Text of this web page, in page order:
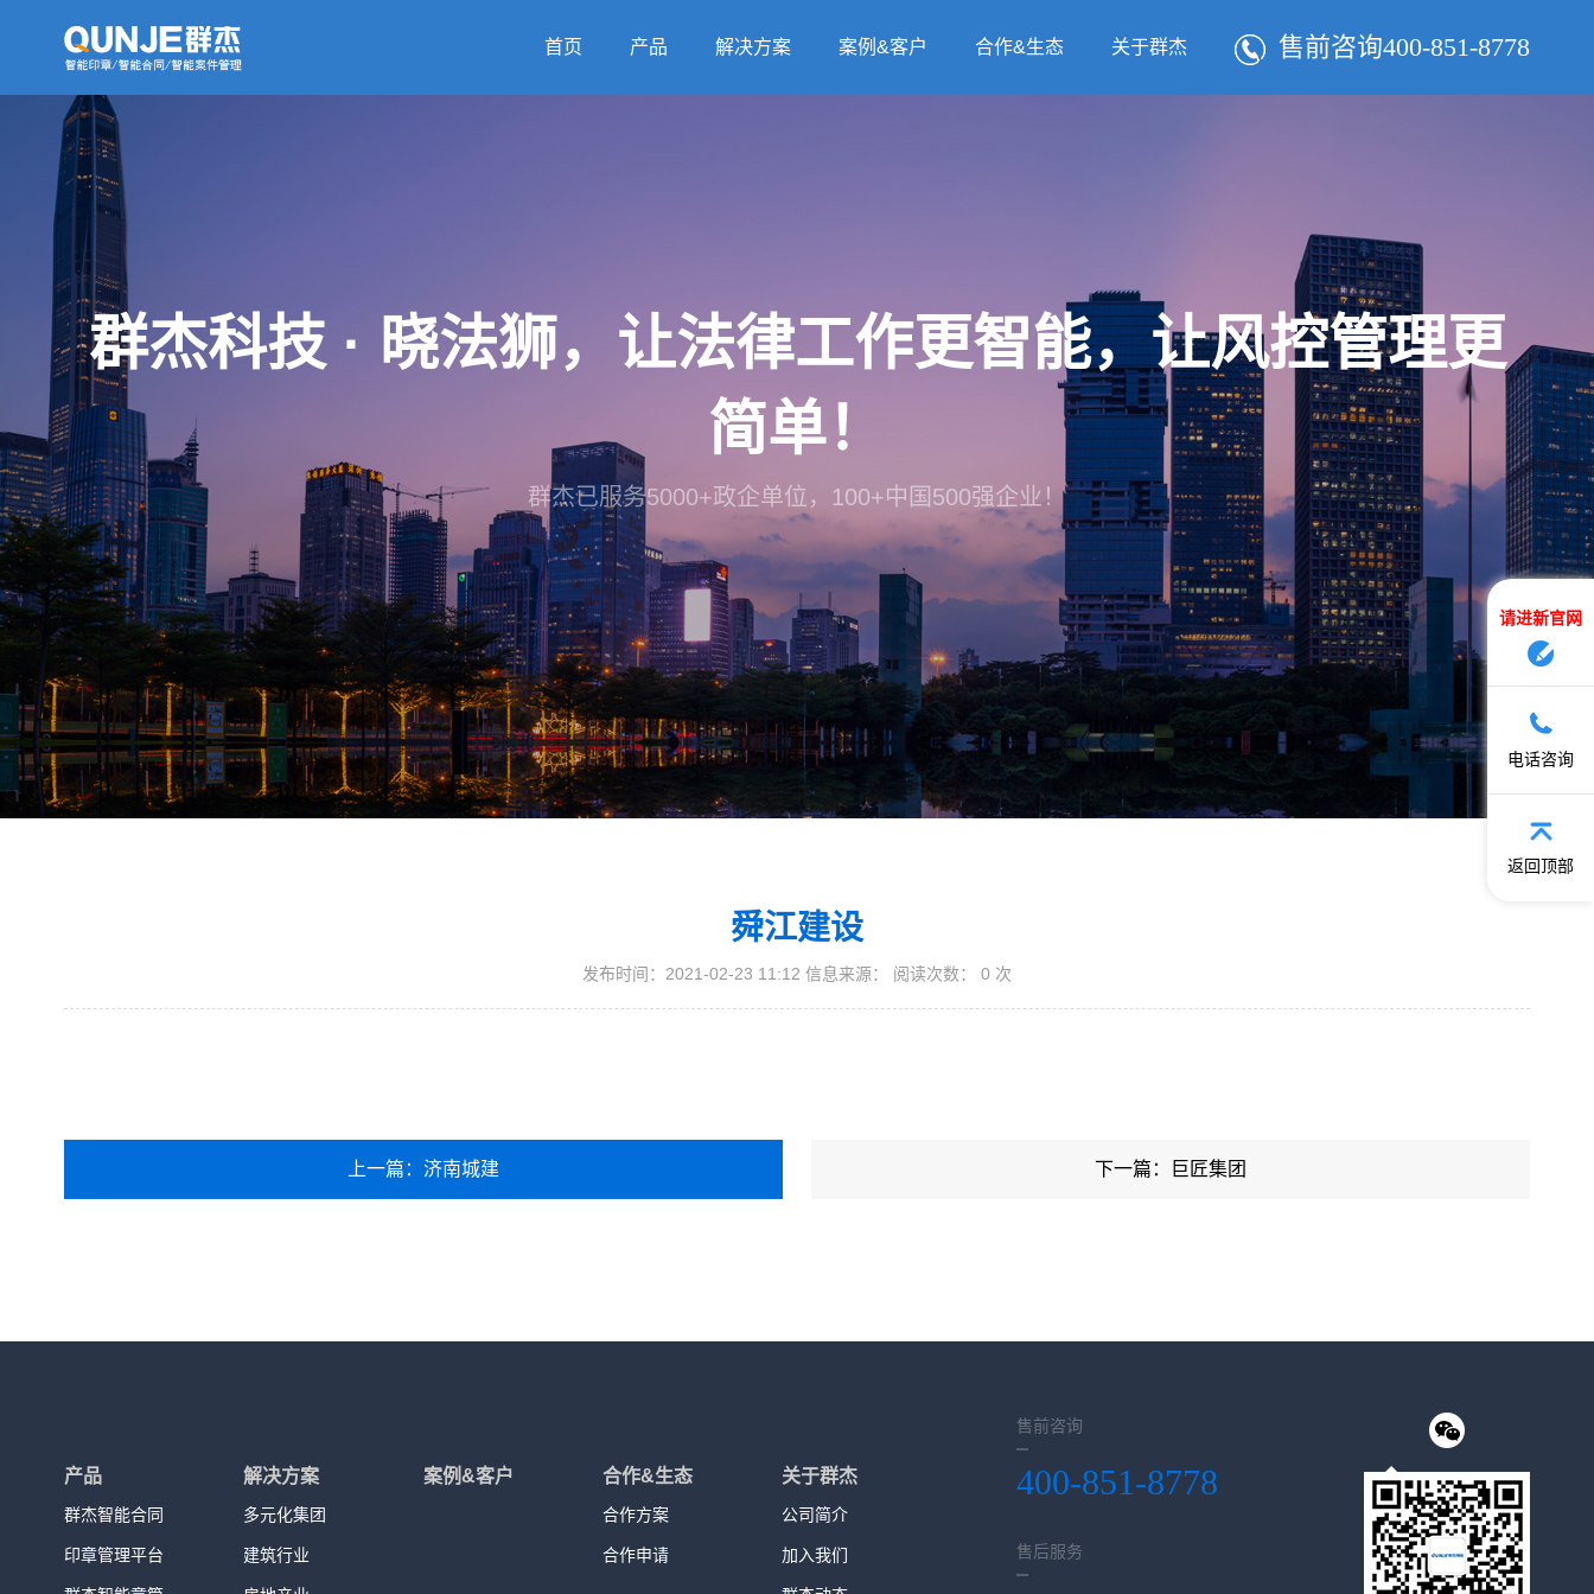
售前咨询400-851-8778
首页 产品 解决方案 案例&客户 合作&生态 关于群杰
群杰科技 · 晓法狮，让法律工作更智能，让风控管理更
简单！
群杰已服务5000+政企单位，100+中国500强企业！
舜江建设
发布时间：2021-02-23 11:12 信息来源： 阅读次数： 0 次
上一篇：济南城建 下一篇：巨匠集团
产品
群杰智能合同
印章管理平台
解决方案
多元化集团
建筑行业
案例&客户 合作&生态
合作方案
合作申请
关于群杰
公司简介
加入我们
售前咨询
400-851-8778
售后服务
请进新官网
电话咨询
返回顶部